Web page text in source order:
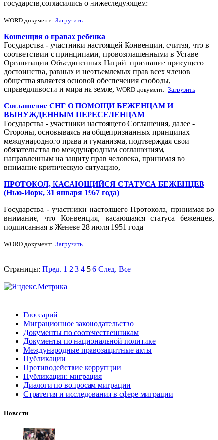
государств,согласились о нижеследующем:
WORD документ: Загрузить
Конвенция о правах ребенка
Государства - участники настоящей Конвенции, считая, что в
соответствии с принципами, провозглашенными в Уставе
Организации Объединенных Наций, признание присущего
достоинства, равных и неотъемлемых прав всех членов
общества является основой обеспечения свободы,
справедливости и мира на земле, WORD документ: Загрузить
Соглашение СНГ О ПОМОЩИ БЕЖЕНЦАМ И
ВЫНУЖДЕННЫМ ПЕРЕСЕЛЕНЦАМ
Государства - участники настоящего Соглашения, далее -
Стороны, основываясь на общепризнанных принципах
международного права и гуманизма, подтверждая свои
обязательства по международным соглашениям,
направленным на защиту прав человека, принимая во
внимание критическую ситуацию,
ПРОТОКОЛ, КАСАЮЩИЙСЯ СТАТУСА БЕЖЕНЦЕВ
(Нью-Йорк, 31 января 1967 года)
Государства - участники настоящего Протокола, принимая во
внимание, что Конвенция, касающаяся статуса беженцев,
подписанная в Женеве 28 июля 1951 года
WORD документ: Загрузить
Страницы: Пред. 1 2 3 4 5 6 След. Все
Глоссарий
Миграционное законодательство
Документы по соотечественникам
Документы по национальной политике
Международные правозащитные акты
Публикации
Противодействие коррупции
Публикации: миграция
Диалоги по вопросам миграции
Стратегия и исследования в сфере миграции
Новости